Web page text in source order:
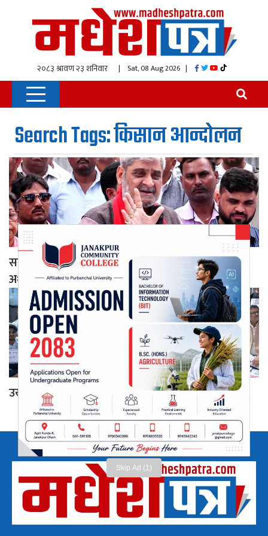
Skip Ad (1)
| Sat, 08 Aug 2026 |
Search Tags: किसान आन्दोलन
सरकारले किसानलाई करदाता र मतदाता मात्रै ठान्यो:
अध्यक्ष त्रिपाठी
उखु किसानको आन्दोलनप्रति जनमतको ऐक्यबद्धता